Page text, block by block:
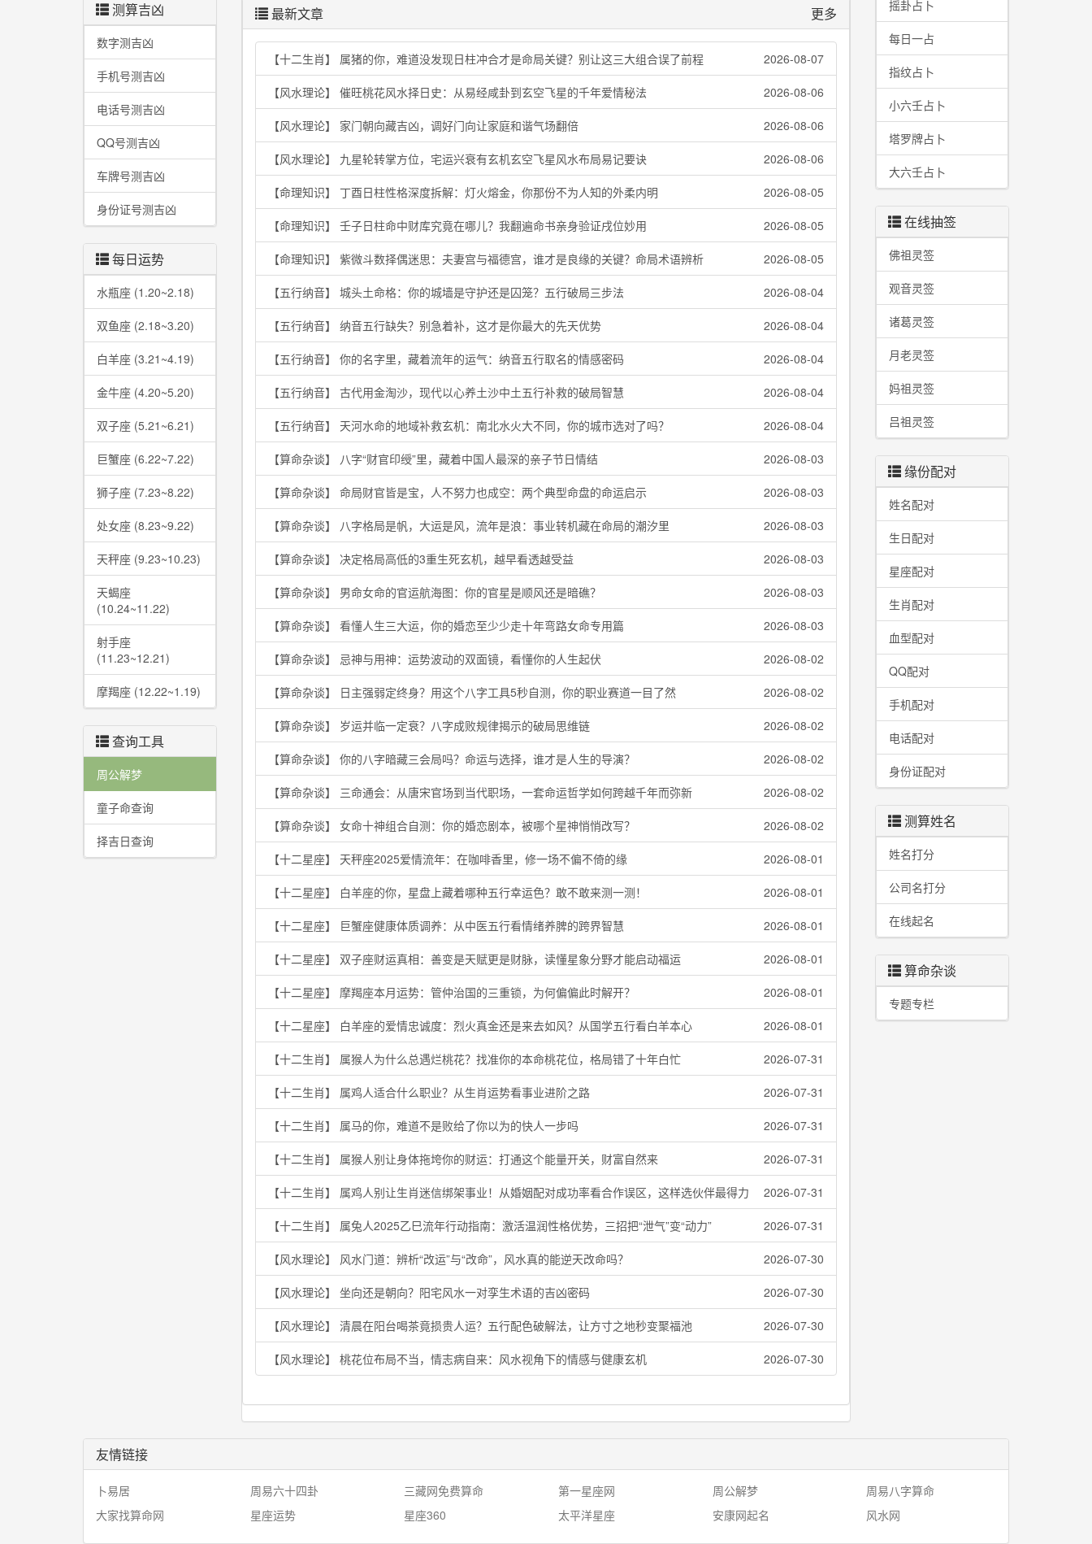
测算吉凶
数字测吉凶
手机号测吉凶
电话号测吉凶
QQ号测吉凶
车牌号测吉凶
身份证号测吉凶
每日运势
水瓶座 (1.20~2.18)
双鱼座 (2.18~3.20)
白羊座 (3.21~4.19)
金牛座 (4.20~5.20)
双子座 (5.21~6.21)
巨蟹座 (6.22~7.22)
狮子座 (7.23~8.22)
处女座 (8.23~9.22)
天秤座 (9.23~10.23)
天蝎座
(10.24~11.22)
射手座
(11.23~12.21)
摩羯座 (12.22~1.19)
查询工具
周公解梦
童子命查询
择吉日查询
最新文章 更多
【十二生肖】 属猪的你，难道没发现日柱冲合才是命局关键？别让这三大组合误了前程 2026-08-07
【风水理论】 催旺桃花风水择日史：从易经咸卦到玄空飞星的千年爱情秘法 2026-08-06
【风水理论】 家门朝向藏吉凶，调好门向让家庭和谐气场翻倍 2026-08-06
【风水理论】 九星轮转掌方位，宅运兴衰有玄机玄空飞星风水布局易记要诀 2026-08-06
【命理知识】 丁酉日柱性格深度拆解：灯火熔金，你那份不为人知的外柔内明 2026-08-05
【命理知识】 壬子日柱命中财库究竟在哪儿？我翻遍命书亲身验证戌位妙用 2026-08-05
【命理知识】 紫微斗数择偶迷思：夫妻宫与福德宫，谁才是良缘的关键？命局术语辨析 2026-08-05
【五行纳音】 城头土命格：你的城墙是守护还是囚笼？五行破局三步法 2026-08-04
【五行纳音】 纳音五行缺失？别急着补，这才是你最大的先天优势 2026-08-04
【五行纳音】 你的名字里，藏着流年的运气：纳音五行取名的情感密码 2026-08-04
【五行纳音】 古代用金淘沙，现代以心养土沙中土五行补救的破局智慧 2026-08-04
【五行纳音】 天河水命的地域补救玄机：南北水火大不同，你的城市选对了吗？ 2026-08-04
【算命杂谈】 八字“财官印绶”里，藏着中国人最深的亲子节日情结 2026-08-03
【算命杂谈】 命局财官皆是宝，人不努力也成空：两个典型命盘的命运启示 2026-08-03
【算命杂谈】 八字格局是帆，大运是风，流年是浪：事业转机藏在命局的潮汐里 2026-08-03
【算命杂谈】 决定格局高低的3重生死玄机，越早看透越受益 2026-08-03
【算命杂谈】 男命女命的官运航海图：你的官星是顺风还是暗礁？ 2026-08-03
【算命杂谈】 看懂人生三大运，你的婚恋至少少走十年弯路女命专用篇 2026-08-03
【算命杂谈】 忌神与用神：运势波动的双面镜，看懂你的人生起伏 2026-08-02
【算命杂谈】 日主强弱定终身？用这个八字工具5秒自测，你的职业赛道一目了然 2026-08-02
【算命杂谈】 岁运并临一定衰？八字成败规律揭示的破局思维链 2026-08-02
【算命杂谈】 你的八字暗藏三会局吗？命运与选择，谁才是人生的导演？ 2026-08-02
【算命杂谈】 三命通会：从唐宋官场到当代职场，一套命运哲学如何跨越千年而弥新 2026-08-02
【算命杂谈】 女命十神组合自测：你的婚恋剧本，被哪个星神悄悄改写？ 2026-08-02
【十二星座】 天秤座2025爱情流年：在咖啡香里，修一场不偏不倚的缘 2026-08-01
【十二星座】 白羊座的你，星盘上藏着哪种五行幸运色？敢不敢来测一测！ 2026-08-01
【十二星座】 巨蟹座健康体质调养：从中医五行看情绪养脾的跨界智慧 2026-08-01
【十二星座】 双子座财运真相：善变是天赋更是财脉，读懂星象分野才能启动福运 2026-08-01
【十二星座】 摩羯座本月运势：管仲治国的三重锁，为何偏偏此时解开？ 2026-08-01
【十二星座】 白羊座的爱情忠诚度：烈火真金还是来去如风？从国学五行看白羊本心 2026-08-01
【十二生肖】 属猴人为什么总遇烂桃花？找准你的本命桃花位，格局错了十年白忙 2026-07-31
【十二生肖】 属鸡人适合什么职业？从生肖运势看事业进阶之路 2026-07-31
【十二生肖】 属马的你，难道不是败给了你以为的快人一步吗 2026-07-31
【十二生肖】 属猴人别让身体拖垮你的财运：打通这个能量开关，财富自然来 2026-07-31
【十二生肖】 属鸡人别让生肖迷信绑架事业！从婚姻配对成功率看合作误区，这样选伙伴最得力 2026-07-31
【十二生肖】 属兔人2025乙巳流年行动指南：激活温润性格优势，三招把“泄气”变“动力” 2026-07-31
【风水理论】 风水门道：辨析“改运”与“改命”，风水真的能逆天改命吗？ 2026-07-30
【风水理论】 坐向还是朝向？阳宅风水一对孪生术语的吉凶密码 2026-07-30
【风水理论】 清晨在阳台喝茶竟损贵人运？五行配色破解法，让方寸之地秒变聚福池 2026-07-30
【风水理论】 桃花位布局不当，情志病自来：风水视角下的情感与健康玄机 2026-07-30
摇卦占卜
每日一占
指纹占卜
小六壬占卜
塔罗牌占卜
大六壬占卜
在线抽签
佛祖灵签
观音灵签
诸葛灵签
月老灵签
妈祖灵签
吕祖灵签
缘份配对
姓名配对
生日配对
星座配对
生肖配对
血型配对
QQ配对
手机配对
电话配对
身份证配对
测算姓名
姓名打分
公司名打分
在线起名
算命杂谈
专题专栏
友情链接
卜易居 周易六十四卦 三藏网免费算命 第一星座网 周公解梦
周易八字算命
大家找算命网
星座运势 星座360 太平洋星座 安康网起名 风水网